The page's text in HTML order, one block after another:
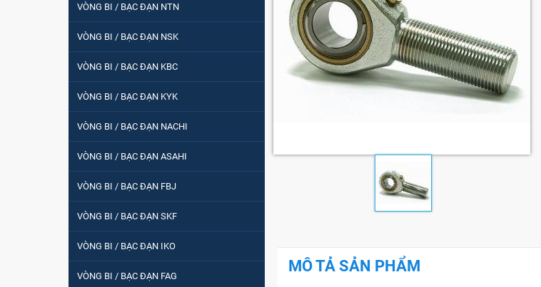
MÔ TẢ SẢN PHẨM
VÒNG BI / BẠC ĐẠN NTN
VÒNG BI / BẠC ĐẠN NSK
VÒNG BI / BẠC ĐẠN KBC
VÒNG BI / BẠC ĐẠN KYK
VÒNG BI / BẠC ĐẠN NACHI
VÒNG BI / BẠC ĐẠN ASAHI
VÒNG BI / BẠC ĐẠN FBJ
VÒNG BI / BẠC ĐẠN SKF
VÒNG BI / BẠC ĐẠN IKO
VÒNG BI / BẠC ĐẠN FAG
VÒNG BI / BẠC ĐẠN
Vòng bi / Bạc đạn
VÒNG BI PHS20
5200
VÒNG BI / BẠC ĐẠN